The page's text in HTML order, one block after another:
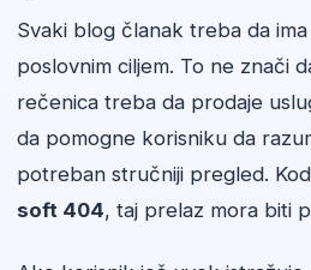
Svaki blog članak treba da
poslovnim ciljem. To ne znači
rečenica treba da prodaje
da pomogne korisniku da
potreban stručniji pregled.
soft 404, taj prelaz mora biti